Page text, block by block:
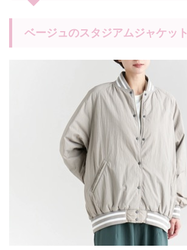
ベージュのスタジアムジャケット